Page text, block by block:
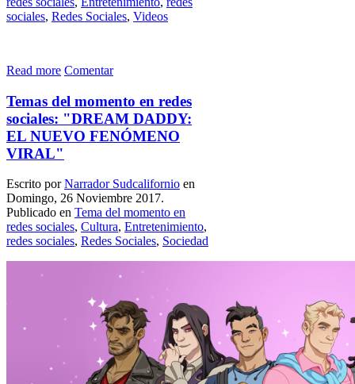
sociales, Redes Sociales, Videos
Read more Comentar
Temas del momento en redes
sociales: "DREAM DADDY:
EL NUEVO FENÓMENO
VIRAL"
Escrito porNarrador Sudcalifornio en
Domingo, 26 Noviembre 2017.
Publicado en Tema del momento en
redes sociales, Cultura, Entretenimiento,
redes sociales, Redes Sociales, Sociedad